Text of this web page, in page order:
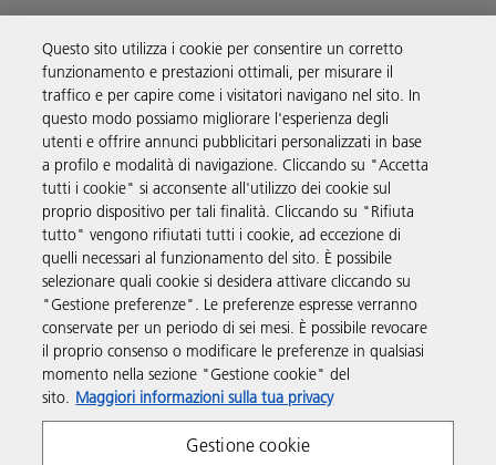
Soluzioni
Prodotti e servizi
Supporto
Link utili
Seguici sui social
Questo sito utilizza i cookie per consentire un corretto
funzionamento e prestazioni ottimali, per misurare il
traffico e per capire come i visitatori navigano nel sito. In
questo modo possiamo migliorare l'esperienza degli
utenti e offrire annunci pubblicitari personalizzati in base
a profilo e modalità di navigazione. Cliccando su "Accetta
tutti i cookie" si acconsente all'utilizzo dei cookie sul
proprio dispositivo per tali finalità. Cliccando su "Rifiuta
tutto" vengono rifiutati tutti i cookie, ad eccezione di
quelli necessari al funzionamento del sito. È possibile
selezionare quali cookie si desidera attivare cliccando su
"Gestione preferenze". Le preferenze espresse verranno
conservate per un periodo di sei mesi. È possibile revocare
il proprio consenso o modificare le preferenze in qualsiasi
momento nella sezione "Gestione cookie" del
sito. Maggiori informazioni sulla tua privacy
Gestione cookie